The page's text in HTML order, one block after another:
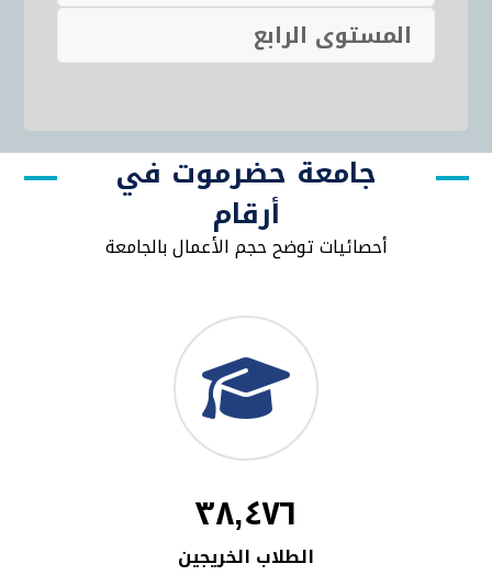
المستوى الرابع
جامعة حضرموت في
أرقام
أحصائيات توضح حجم الأعمال بالجامعة
٣٨,٤٧٦
الطلاب الخريجين